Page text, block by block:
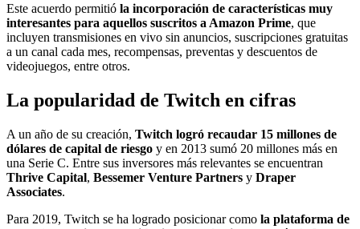
Este acuerdo permitió la incorporación de características muy
interesantes para aquellos suscritos a Amazon Prime, que
incluyen transmisiones en vivo sin anuncios, suscripciones gratuitas
a un canal cada mes, recompensas, preventas y descuentos de
videojuegos, entre otros.
La popularidad de Twitch en cifras
A un año de su creación, Twitch logró recaudar 15 millones de
dólares de capital de riesgo y en 2013 sumó 20 millones más en
una Serie C. Entre sus inversores más relevantes se encuentran
Thrive Capital, Bessemer Venture Partners y Draper
Associates.
Para 2019, Twitch se ha logrado posicionar como la plataforma de